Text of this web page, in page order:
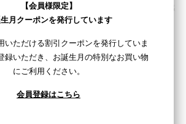
も顔料や仕上げ方法の違いにより、色ごとに着用感
ある場合がございます。予めご了承くださいませ。
関連コレクション
【会員様限定】
月クーポンを発行しています
いただける割引クーポンを発行していま
録いただき、お誕生月の特別なお買い物
にご利用ください。
会員登録はこちら